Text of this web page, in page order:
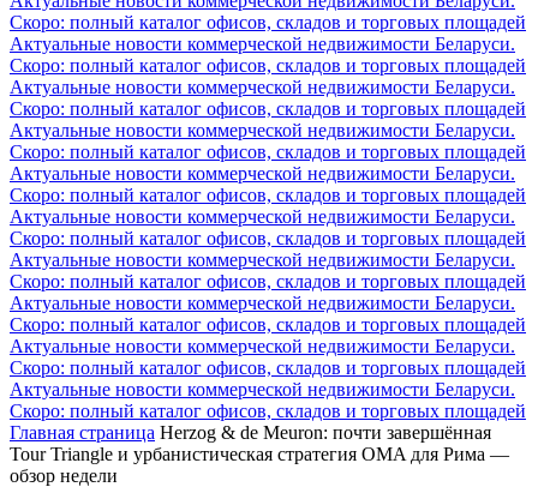
Скоро: полный каталог офисов, складов и торговых площадей
Актуальные новости коммерческой недвижимости Беларуси.
Скоро: полный каталог офисов, складов и торговых площадей
Актуальные новости коммерческой недвижимости Беларуси.
Скоро: полный каталог офисов, складов и торговых площадей
Актуальные новости коммерческой недвижимости Беларуси.
Скоро: полный каталог офисов, складов и торговых площадей
Актуальные новости коммерческой недвижимости Беларуси.
Скоро: полный каталог офисов, складов и торговых площадей
Актуальные новости коммерческой недвижимости Беларуси.
Скоро: полный каталог офисов, складов и торговых площадей
Актуальные новости коммерческой недвижимости Беларуси.
Скоро: полный каталог офисов, складов и торговых площадей
Актуальные новости коммерческой недвижимости Беларуси.
Скоро: полный каталог офисов, складов и торговых площадей
Актуальные новости коммерческой недвижимости Беларуси.
Скоро: полный каталог офисов, складов и торговых площадей
Актуальные новости коммерческой недвижимости Беларуси.
Скоро: полный каталог офисов, складов и торговых площадей
Главная страница Herzog & de Meuron: почти завершённая
Tour Triangle и урбанистическая стратегия OMA для Рима —
обзор недели